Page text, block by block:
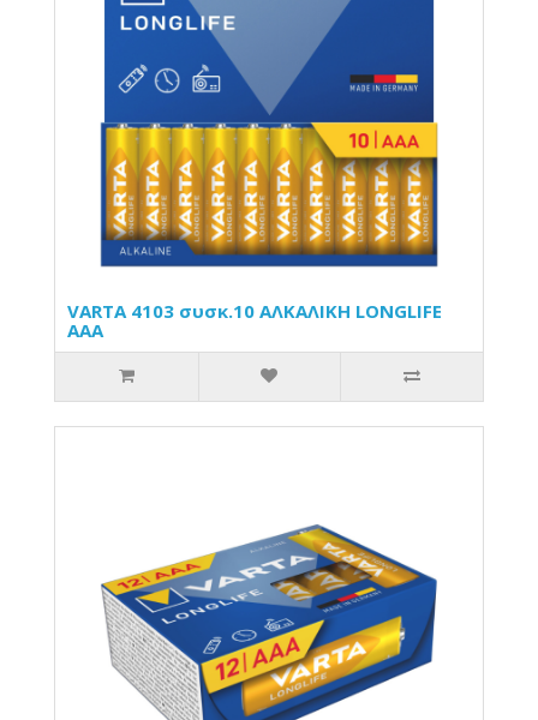
VARTA 4103 συσκ.10 ΑΛΚΑΛΙΚΗ LONGLIFE
ΑΑΑ